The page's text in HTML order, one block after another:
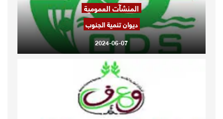
المنشآت العمومية
ديوان تنمية الجنوب
2024-06-07